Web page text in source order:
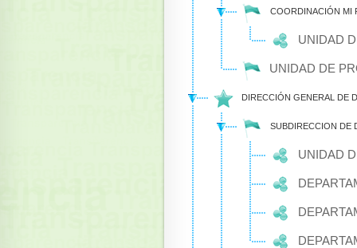
COORDINACIÓN MI
UNIDAD
UNIDAD DE
DIRECCIÓN GENERAL DE
SUBDIRECCION DE
UNIDAD